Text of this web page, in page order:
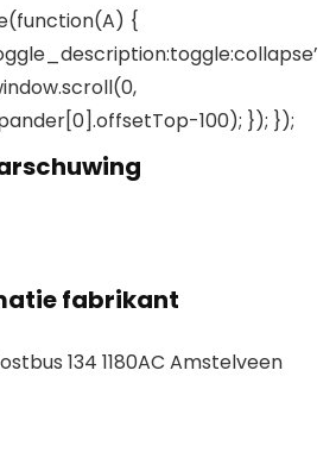
{
100); }); });
fabrikant
134 1180AC Amstelveen